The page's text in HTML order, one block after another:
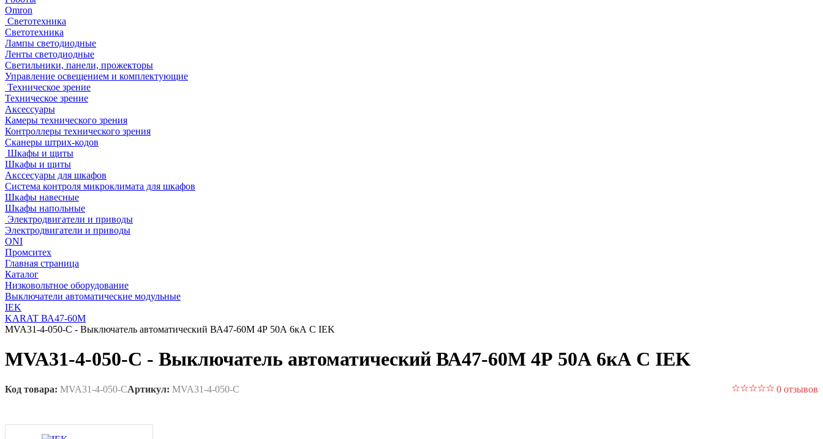
Omron
Светотехника
Светотехника
Лампы светодиодные
Ленты светодиодные
Светильники, панели, прожекторы
Управление освещением и комплектующие
Техническое зрение
Техническое зрение
Аксессуары
Камеры технического зрения
Контроллеры технического зрения
Сканеры штрих-кодов
Шкафы и щиты
Шкафы и щиты
Акссесуары для шкафов
Система контроля микроклимата для шкафов
Шкафы навесные
Шкафы напольные
Электродвигатели и приводы
Электродвигатели и приводы
ONI
Промситех
Главная страница
Каталог
Низковольтное оборудование
Выключатели автоматические модульные
IEK
KARAT ВА47-60М
MVA31-4-050-C - Выключатель автоматический ВА47-60M 4Р 50А 6кА С IEK
MVA31-4-050-C - Выключатель автоматический ВА47-60M 4Р 50А 6кА С IEK
Код товара: MVA31-4-050-CАртикул: MVA31-4-050-C 0 отзывов